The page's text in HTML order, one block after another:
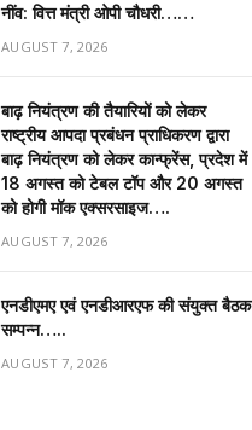
नींव: वित्त मंत्री ओपी चौधरी……
AUGUST 7, 2026
बाढ़ नियंत्रण की तैयारियों को लेकर
राष्ट्रीय आपदा प्रबंधन प्राधिकरण द्वारा
बाढ़ नियंत्रण को लेकर कान्फ्रेंस, प्रदेश में
18 अगस्त को टेबल टॉप और 20 अगस्त
को होगी मॉक एक्सरसाइज….
AUGUST 7, 2026
एनडीएमए एवं एनडीआरएफ की संयुक्त बैठक
सम्पन्न…..
AUGUST 7, 2026